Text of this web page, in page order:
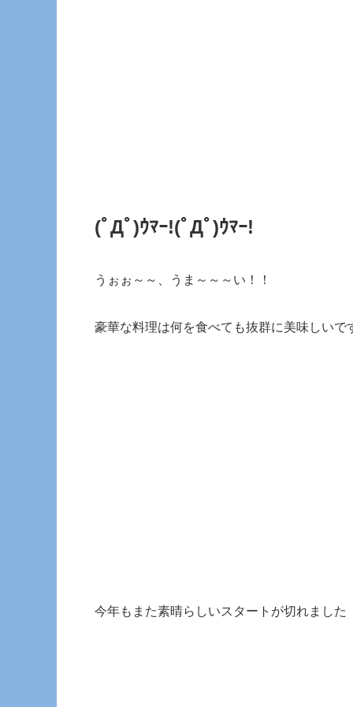
(ﾟДﾟ)ｳﾏｰ!(ﾟДﾟ)ｳﾏｰ!
うぉぉ～～、うま～～～い！！
豪華な料理は何を食べても抜群に美味しいで
今年もまた素晴らしいスタートが切れました